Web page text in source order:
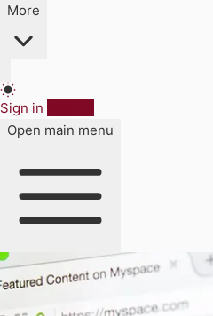
More
Sign in
Open main menu